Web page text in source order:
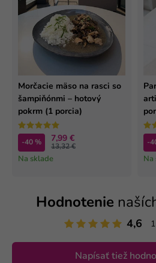
Morčacie mäso na rasci so
šampiňónmi – hotový
pokrm (1 porcia)
-40 % 7,99 €
13,32 €
Na sklade
-
Na
Hodnotenie
4,6
Napísať tiež